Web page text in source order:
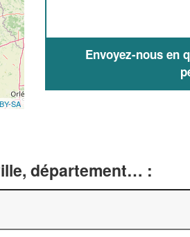
SA
Envoyez-nous en
département… :